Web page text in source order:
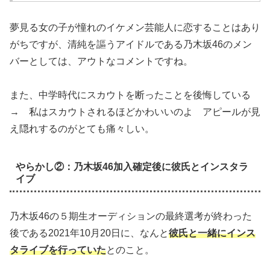
夢見る女の子が憧れのイケメン芸能人に恋することはあり
がちですが、清純を謳うアイドルである乃木坂46のメン
バーとしては、アウトなコメントですね。
また、中学時代にスカウトを断ったことを後悔している
→ 私はスカウトされるほどかわいいのよ アピールが見
え隠れするのがとても痛々しい。
やらかし②：乃木坂46加入確定後に彼氏とインスタラ
イブ
乃木坂46の５期生オーディションの最終選考が終わった
後である2021年10月20日に、なんと彼氏と一緒にインス
タライブを行っていたとのこと。